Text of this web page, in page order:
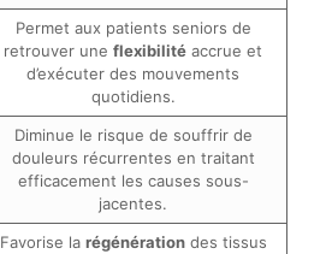
Permet aux patients seniors de
retrouver uneflexibilité accrue et
d’exécuter des mouvements
quotidiens.
Diminue le risque de souffrir de
douleurs récurrentes en traitant
efficacement les causes sous-
jacentes.
Favorise la régénérationdes tissus